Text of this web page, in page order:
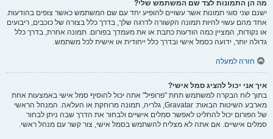
מה הן התמונות לצד שם המשתמש שלי?
ישנם שני סוגי תמונות אשר עשויים להופיע יחד עם שם המשתמש כאשר צופים בהודעות.
אחד מהם עשוי להיות תמונה הקשורה לדרגה שלך, בדרך כלל בצורה של כוכבים, ריבועים
או נקודות, המציין כמה הודעות כתבת או את מעמדך בפורום. תמונה אחרת, בדרך כלל
גדולה יותר, ידועה כסמל אישי ובדרך כלל ייחודית או אישית לכל משתמש.
חזרה למעלה
איך אני יכול להציג סמל אישי?
בתוך לוח הבקרה למשתמש תחת "פרופיל" אתה יכול להוסיף סמל אישי באמצעות אחת
מארבע השיטות הבאות: Gravatar, גלריה, תמונה מרוחקת או העלאה. המנהל הראשי
של הפורום יכול להחליט לאפשר סמלים אישיים ולבחור את הדרך שבה ניתן לבחור
סמלים אישיים. אם אתה לא מצליח להשתמש בסמל אישי, צור קשר עם מנהל ראשי.